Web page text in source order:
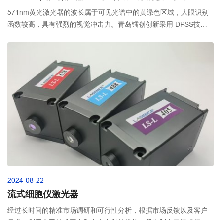
571nm黄光激光器的波长属于可见光谱中的黄绿色区域，人眼识别
函数较高，具有强烈的视觉冲击力。青岛镭创创新采用 DPSS技
光器具有更高的能量转换效率、更长的使用寿命以及更优越的光束
2024-08-22
流式细胞仪激光器
经过长时间的精准市场调研和可行性分析，根据市场反馈以及客户